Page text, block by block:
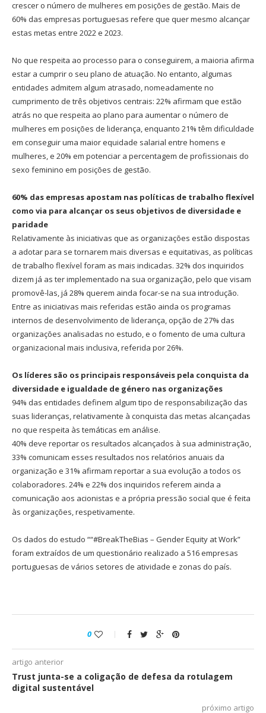
crescer o número de mulheres em posições de gestão. Mais de
60% das empresas portuguesas refere que quer mesmo alcançar
estas metas entre 2022 e 2023.
No que respeita ao processo para o conseguirem, a maioria afirma
estar a cumprir o seu plano de atuação. No entanto, algumas
entidades admitem algum atrasado, nomeadamente no
cumprimento de três objetivos centrais: 22% afirmam que estão
atrás no que respeita ao plano para aumentar o número de
mulheres em posições de liderança, enquanto 21% têm dificuldade
em conseguir uma maior equidade salarial entre homens e
mulheres, e 20% em potenciar a percentagem de profissionais do
sexo feminino em posições de gestão.
60% das empresas apostam nas políticas de trabalho flexível
como via para alcançar os seus objetivos de diversidade e
paridade
Relativamente às iniciativas que as organizações estão dispostas
a adotar para se tornarem mais diversas e equitativas, as políticas
de trabalho flexível foram as mais indicadas. 32% dos inquiridos
dizem já as ter implementado na sua organização, pelo que visam
promovê-las, já 28% querem ainda focar-se na sua introdução.
Entre as iniciativas mais referidas estão ainda os programas
internos de desenvolvimento de liderança, opção de 27% das
organizações analisadas no estudo, e o fomento de uma cultura
organizacional mais inclusiva, referida por 26%.
Os líderes são os principais responsáveis pela conquista da
diversidade e igualdade de género nas organizações
94% das entidades definem algum tipo de responsabilização das
suas lideranças, relativamente à conquista das metas alcançadas
no que respeita às temáticas em análise.
40% deve reportar os resultados alcançados à sua administração,
33% comunicam esses resultados nos relatórios anuais da
organização e 31% afirmam reportar a sua evolução a todos os
colaboradores. 24% e 22% dos inquiridos referem ainda a
comunicação aos acionistas e a própria pressão social que é feita
às organizações, respetivamente.
Os dados do estudo ““#BreakTheBias – Gender Equity at Work”
foram extraídos de um questionário realizado a 516 empresas
portuguesas de vários setores de atividade e zonas do país.
0
artigo anterior
Trust junta-se a coligação de defesa da rotulagem
digital sustentável
próximo artigo